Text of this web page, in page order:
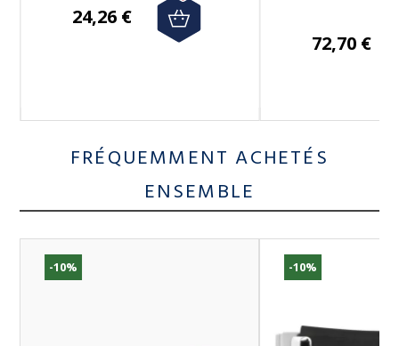
24,26 €
72,70 €
FRÉQUEMMENT ACHETÉS
ENSEMBLE
-10% -10%